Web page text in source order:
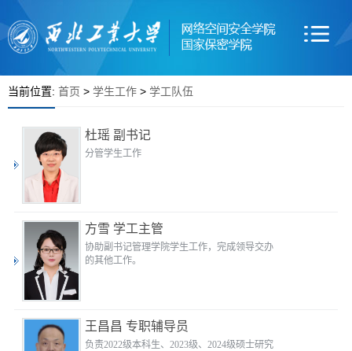
当前位置: 首页 > 学生工作 > 学工队伍
杜瑶 副书记
分管学生工作
方雪 学工主管
协助副书记管理学院学生工作，完成领导交办
的其他工作。
王昌昌 专职辅导员
负责2022级本科生、2023级、2024级硕士研究